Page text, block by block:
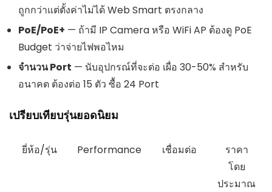
ถูกกว่าแต่ตั้งค่าไม่ได้ Web Smart ตรงกลาง
PoE/PoE+ — ถ้ามี IP Camera หรือ WiFi AP ต้องดู PoE
Budget ว่าจ่ายไฟพอไหม
จำนวน Port — นับอุปกรณ์ที่จะต่อ เผื่อ 30-50% สำหรับ
อนาคต ต้องต่อ 15 ตัว ซื้อ 24 Port
เปรียบเทียบรุ่นยอดนิยม
ยี่ห้อ/รุ่น Performance เชื่อมต่อ
ราคา
โดย
ประมาณ